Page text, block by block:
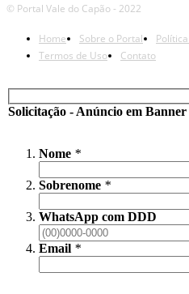
© Portal Vale do Capão - 2022
Home Sobre o Portal
Termos de Uso
Contato
Solicitação - Anúncio em Banner
Nome *
Sobrenome *
WhatsApp com DDD
Email *